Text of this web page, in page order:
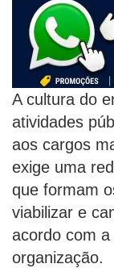
A cultura do
atividades
aos cargos
exige uma
que formam
viabilizar e
acordo com
organização.